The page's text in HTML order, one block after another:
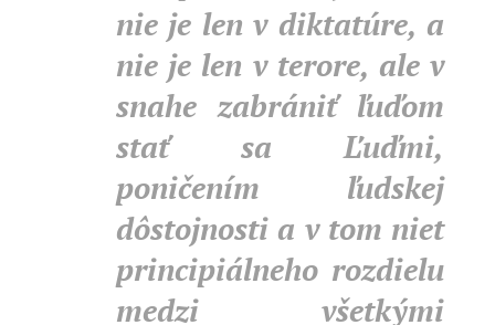
nie je len v diktatúre, a
nie je len v terore, ale v
snahe zabrániť ľuďom
stať sa Ľuďmi,
poničením ľudskej
dôstojnosti a v tom niet
principiálneho rozdielu
medzi všetkými